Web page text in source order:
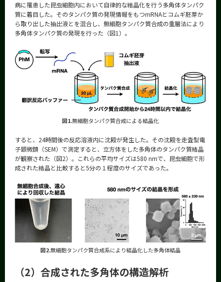
病に罹患した昆虫細胞内において自律的な結晶化を行う多角体タンパク
質に着目した。そのタンパク質の発現情報をもつmRNAとコムギ胚芽か
ら取り出した抽出液とを混合し、無細胞タンパク質合成の重層法により
多角体タンパク質の発現を行った（図1）。
図1.無細胞タンパク質合成による結晶化
すると、24時間後の反応溶液内に沈殿が発生した。その沈殿を走査型電
子顕微鏡（SEM）で測定すると、立方体をした多角体のタンパク質結晶
が観察された（図2）。これらの平均サイズは580 nmで、昆虫細胞で形
成された結晶と比較すると5分の１程度のサイズであった。
図2.無細胞タンパク質合成系により結晶化した多角体結晶
（2）合成された多角体の構造解析